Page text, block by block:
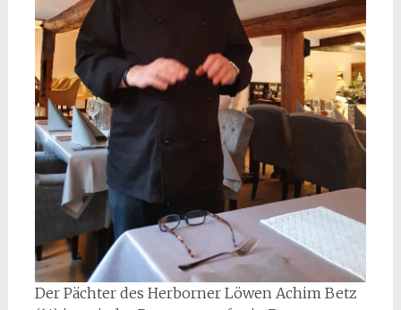
Der Pächter des Herborner Löwen Achim Betz